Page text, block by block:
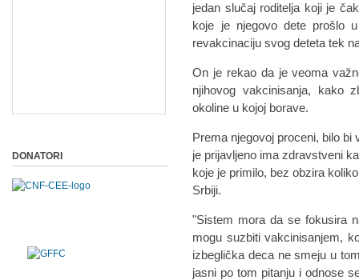
jedan slučaj roditelja koji je
koje je njegovo dete prošlo
revakcinaciju svog deteta tek
On je rekao da je veoma
njihovog vakcinisanja, kako
okoline u kojoj borave.
Prema njegovoj proceni, bilo
je prijavljeno ima zdravstveni
koje je primilo, bez obzira
Srbiji.
"Sistem mora da se fokusira
mogu suzbiti vakcinisanjem,
izbeglička deca ne smeju u
jasni po tom pitanju i odnose
DONATORI